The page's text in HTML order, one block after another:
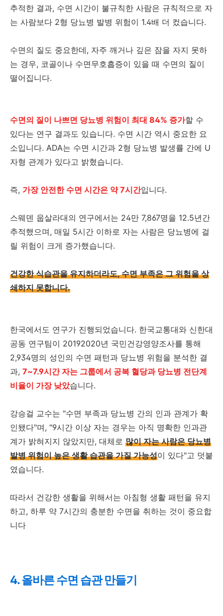
추적한 결과, 수면 시간이 불규칙한 사람은 규칙적으로 자
는 사람보다 2형 당뇨병 발병 위험이 1.4배 더 컸습니다.
수면의 질도 중요한데, 자주 깨거나 깊은 잠을 자지 못하
는 경우, 코골이나 수면무호흡증이 있을 때 수면의 질이
떨어집니다.
수면의 질이 나쁘면 당뇨병 위험이 최대 84% 증가할 수
있다는 연구 결과도 있습니다. 수면 시간 역시 중요한 요
소입니다. ADA는 수면 시간과 2형 당뇨병 발생률 간에 U
자형 관계가 있다고 밝혔습니다.
즉, 가장 안전한 수면 시간은 약 7시간입니다.
스웨덴 웁살라대의 연구에서는 24만 7,867명을 12.5년간
추적했으며, 매일 5시간 이하로 자는 사람은 당뇨병에 걸
릴 위험이 크게 증가했습니다.
건강한 식습관을 유지하더라도, 수면 부족은 그 위험을 상
쇄하지 못합니다.
한국에서도 연구가 진행되었습니다. 한국교통대와 신한대
공동 연구팀이 20192020년 국민건강영양조사를 통해
2,934명의 성인의 수면 패턴과 당뇨병 위험을 분석한 결
과, 7~7.9시간 자는 그룹에서 공복 혈당과 당뇨병 전단계
비율이 가장 낮았습니다.
강승걸 교수는 "수면 부족과 당뇨병 간의 인과 관계가 확
인됐다"며, "9시간 이상 자는 경우는 아직 명확한 인과관
계가 밝혀지지 않았지만, 대체로 많이 자는 사람은 당뇨병
발병 위험이 높은 생활 습관을 가질 가능성이 있다"고 덧붙
였습니다.
따라서 건강한 생활을 위해서는 아침형 생활 패턴을 유지
하고, 하루 약 7시간의 충분한 수면을 취하는 것이 중요합
니다
4. 올바른 수면 습관 만들기